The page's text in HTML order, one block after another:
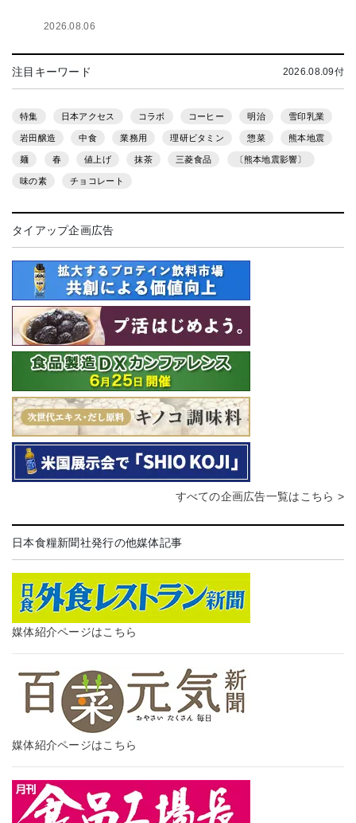
2026.08.06
注目キーワード 2026.08.09付
特集 日本アクセス コラボ コーヒー 明治 雪印乳業
岩田醸造 中食 業務用 理研ビタミン 惣菜 熊本地震
麺 春 値上げ 抹茶 三菱食品 〔熊本地震影響〕
味の素 チョコレート
タイアップ企画広告
すべての企画広告一覧はこちら >
日本食糧新聞社発行の他媒体記事
媒体紹介ページはこちら
媒体紹介ページはこちら